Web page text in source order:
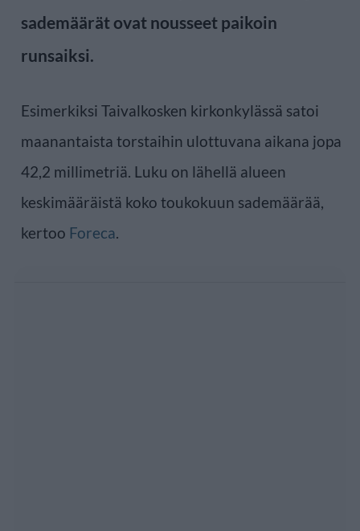
sademäärät ovat nousseet paikoin
runsaiksi.
Esimerkiksi Taivalkosken kirkonkylässä satoi
maanantaista torstaihin ulottuvana aikana jopa
42,2 millimetriä. Luku on lähellä alueen
keskimääräistä koko toukokuun sademäärää,
kertoo Foreca.